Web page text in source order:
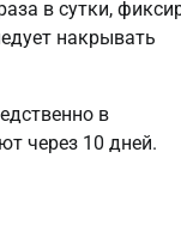
в сутки,
накрывать
в
через 10 дней.